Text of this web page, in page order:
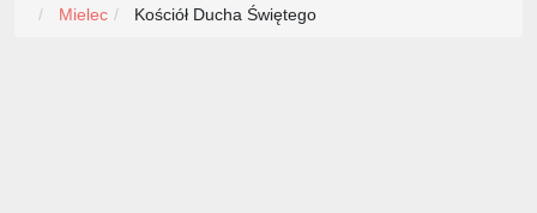
Mielec
Kościół Ducha Świętego